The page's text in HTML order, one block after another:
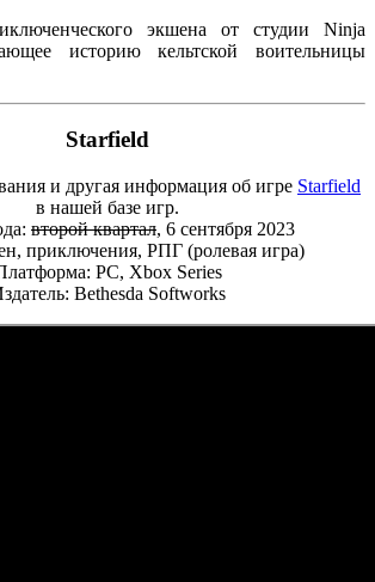
экшена от студии Ninja
историю кельтской воительницы
Starfield
и другая информация об игре Starfield
в нашей базе игр.
второй квартал, 6 сентября 2023
приключения, РПГ (ролевая игра)
PC, Xbox Series
Bethesda Softworks